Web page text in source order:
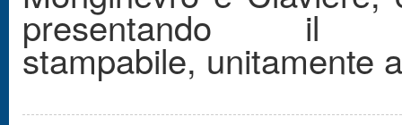
presentando il
stampabile, unitamente